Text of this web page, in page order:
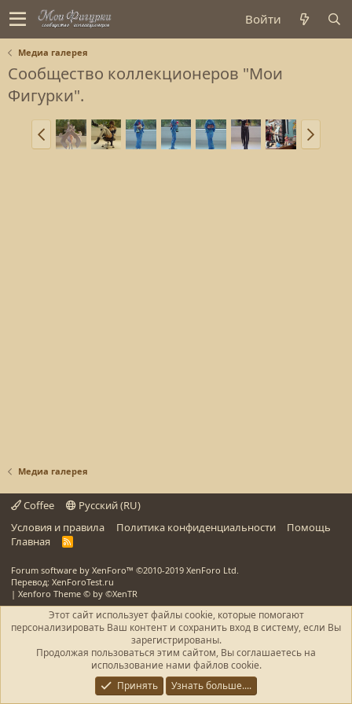
Войти
Медиа галерея
Сообщество коллекционеров "Мои
Фигурки".
Медиа галерея
Coffee
Русский (RU)
Условия и правила
Политика конфиденциальности
Помощь
Главная
R
Forum software by XenForo™ ©2010-2019 XenForo Ltd.
Перевод: XenForoTest.ru
| Xenforo Theme © by ©XenTR
Этот сайт использует файлы cookie, которые помогают
персонализировать Ваш контент и сохранить вход в систему, если Вы
зарегистрированы.
Продолжая пользоваться этим сайтом, Вы соглашаетесь на
использование нами файлов cookie.
Принять
Узнать больше....